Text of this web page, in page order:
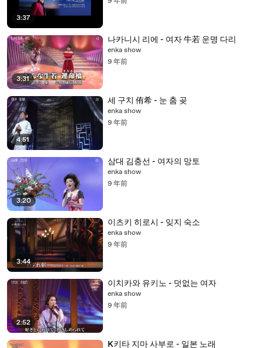
3:37
3:31
나카니시 리에 - 여자 牛若 운명 다리
enka show
9 年前
4:51
세 구치 侑希 - 눈 춤 곶
enka show
9 年前
3:20
삼대 김충선 - 여자의 망토
enka show
9 年前
3:44
이츠키 히로시 - 잊지 숙소
enka show
9 年前
2:52
이치카와 유키노 - 덧없는 여자
enka show
9 年前
K키타 지마 사부로 - 일본 노래